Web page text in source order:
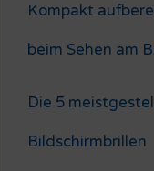
Kompakt
beim Sehen am
Die 5
Bildschirmbrillen